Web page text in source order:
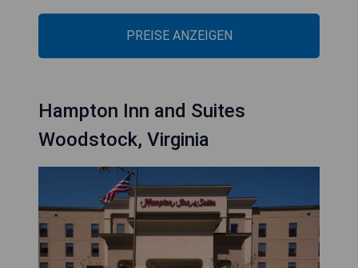
PREISE ANZEIGEN
Hampton Inn and Suites
Woodstock, Virginia